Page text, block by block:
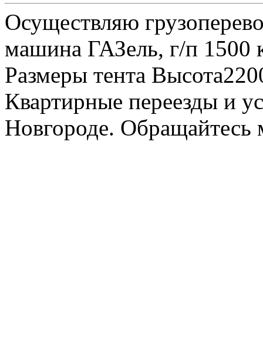
Осуществляю
машина ГАЗель, г/п 1500
Размеры тента
Квартирные переезды и
Новгороде.